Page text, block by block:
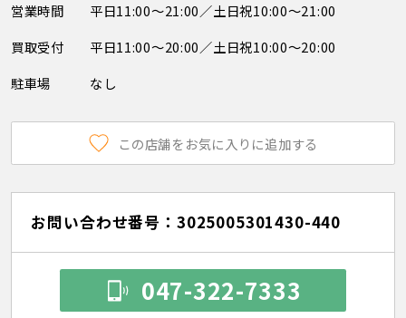
営業時間
平日11:00～21:00／土日祝10:00～21:00
買取受付
平日11:00～20:00／土日祝10:00～20:00
駐車場
なし
この店舗をお気に入りに追加する
お問い合わせ番号：3025005301430-440
047-322-7333